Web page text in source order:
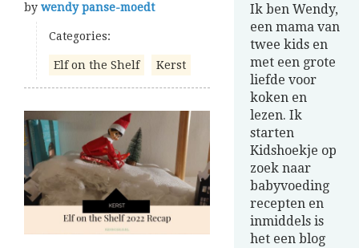
by wendy panse-moedt
Categories:
Elf on the Shelf Kerst
Ik ben Wendy,
een mama van
twee kids en
met een grote
liefde voor
koken en
lezen. Ik
starten
Kidshoekje op
zoek naar
babyvoeding
recepten en
inmiddels is
het een blog